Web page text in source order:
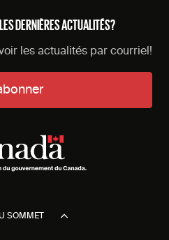
DERNIÈRES ACTUALITÉS?
les actualités par courriel!
SOMMET